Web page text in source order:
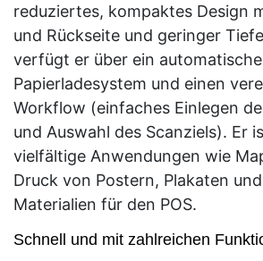
reduziertes, kompaktes Design
und Rückseite und geringer
verfügt er über ein
Papierladesystem und einen
Workflow (einfaches Einlegen
und Auswahl des Scanziels). Er
vielfältige Anwendungen wie
Druck von Postern, Plakaten
Materialien für den POS.
Schnell und mit zahlreichen